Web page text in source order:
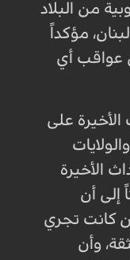
من البلاد
مؤكداً
عواقب أي
الأخيرة على
والولايات
الأخيرة
أن
كانت تجري
وأن